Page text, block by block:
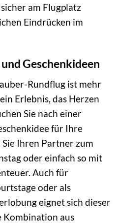
am Flugplatz
Eindrücken im
Geschenkideen
Rundflug ist mehr
Erlebnis, das Herzen
Sie nach einer
für Ihre
Ihren Partner zum
oder einfach so mit
Auch für
oder als
eignet sich dieser
Kombination aus